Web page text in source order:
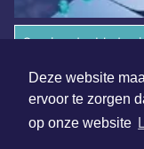
Deze website
ervoor te zorgen
op onze website
Overige dagbladen
Algemene
Disclaimer